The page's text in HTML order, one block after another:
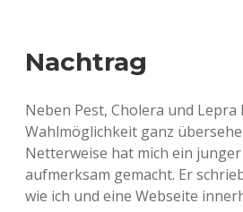
Nachtrag
Neben Pest, Cholera und
Wahlmöglichkeit ganz
Netterweise hat mich ein
aufmerksam gemacht. Er
wie ich und eine Webseite